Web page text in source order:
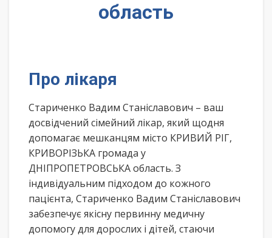
область
Про лікаря
Стариченко Вадим Станіславович – ваш
досвідчений сімейний лікар, який щодня
допомагає мешканцям місто КРИВИЙ РІГ,
КРИВОРІЗЬКА громада у
ДНІПРОПЕТРОВСЬКА область. З
індивідуальним підходом до кожного
пацієнта, Стариченко Вадим Станіславович
забезпечує якісну первинну медичну
допомогу для дорослих і дітей, стаючи